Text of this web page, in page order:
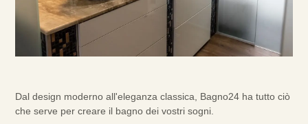
Dal design moderno all'eleganza classica, Bagno24 ha tutto ciò
che serve per creare il bagno dei vostri sogni.